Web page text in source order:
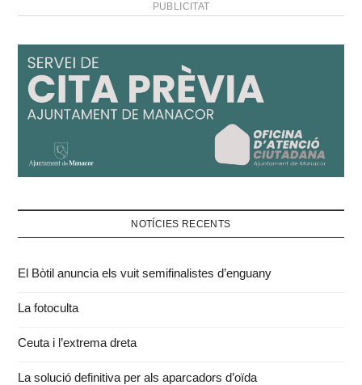
PUBLICITAT
NOTÍCIES RECENTS
El Bòtil anuncia els vuit semifinalistes d’enguany
La fotoculta
Ceuta i l’extrema dreta
La solució definitiva per als aparcadors d’oïda